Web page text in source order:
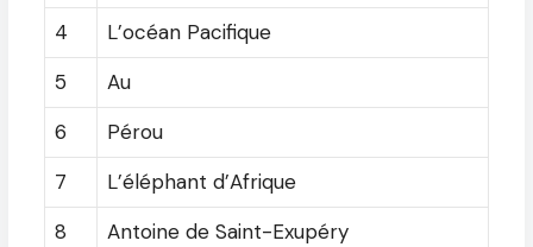
4
L’océan Pacifique
5
Au
6
Pérou
7
L’éléphant d’Afrique
8
Antoine de Saint-Exupéry